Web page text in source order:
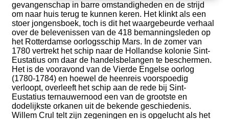
gevangenschap in barre omstandigheden en de strijd
om naar huis terug te kunnen keren. Het klinkt als een
stoer jongensboek, toch is dit het waargebeurde verhaal
over de belevenissen van de 418 bemanningsleden op
het Rotterdamse oorlogsschip Mars. In de zomer van
1780 vertrekt het schip naar de Hollandse kolonie Sint-
Eustatius om daar de handelsbelangen te beschermen.
Het is de vooravond van de Vierde Engelse oorlog
(1780-1784) en hoewel de heenreis voorspoedig
verloopt, overleeft het schip aan de rede bij Sint-
Eustatius ternauwernood een van de grootste en
dodelijkste orkanen uit de bekende geschiedenis.
Willem Crul telt zijn zegeningen en is opgelucht als het